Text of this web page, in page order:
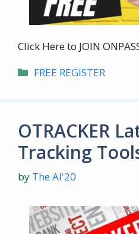
Click Here to JOIN
Categories
FREE REGISTER
OTRACKER
Tracking
by The AI'20